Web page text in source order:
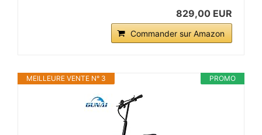
829,00 EUR
Commander sur Amazon
PROMO
MEILLEURE VENTE N° 3